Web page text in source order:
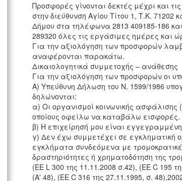
Προσφορές γίνονται δεκτές μέχρι και
στην διεύθυνση Αγίου Τίτου 1, Τ.Κ.
Δήμου στα τηλέφωνα 2813 409185-186
289320 όλες τις εργάσιμες ημέρες και
Για την αξιολόγηση των προσφορών
αναφέρονται παρακάτω.
Δικαιολογητικά συμμετοχής – ανάθεσης
Για την αξιολόγηση των προσφορών οι
Α) Υπεύθυνη Δήλωση του Ν. 1599/1986
δηλώνονται:
α) Οι οργανισμοί κοινωνικής
οποίους οφείλω να καταβάλω εισφορές.
β) Η επιχείρησή μου είναι
γ) Δεν έχω συμμετέχει σε εγκληματική
εγκλήματα συνδεόμενα με
δραστηριότητες ή χρηματοδότηση της
(ΕΕ L 300 της 11.11.2008 σ.42), (ΕΕ C 195
(Α' 48), (ΕΕ C 316 της 27.11.1995, σ.